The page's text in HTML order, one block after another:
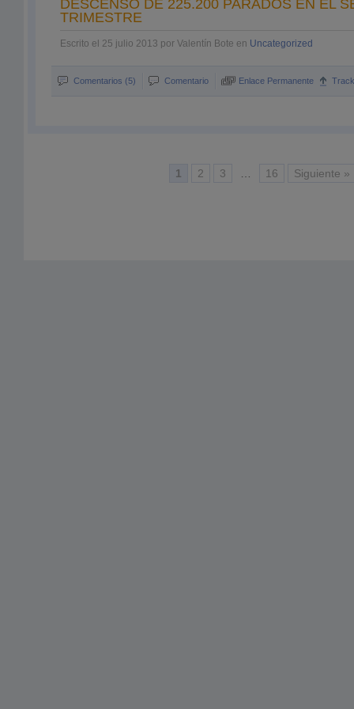
DESCENSO DE 225.200 PARADOS EN EL
TRIMESTRE
Escrito el 25 julio 2013 por Valentín Bote en Uncategorized
Comentarios (5) Comentario Enlace Permanente
1 2 3 16 Siguiente »